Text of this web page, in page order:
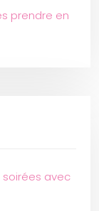
prendre en
avec